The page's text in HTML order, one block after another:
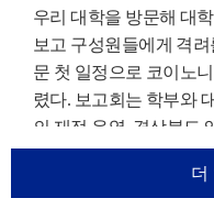
우리 대학을 방문해 대
보고 구성원들에게 격
문 첫 일정으로 코이노
렸다. 보고회는 학부와
의 재정 운영, 경상북도
주요 재정지원사업, 외
가 진행되었다.이를 통더